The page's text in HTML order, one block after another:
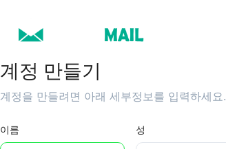
계정 만들기
계정을 만들려면 아래 세부정보를 입력하세요.
이름 성